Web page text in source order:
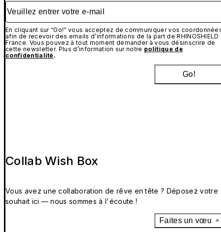
Veuillez entrer votre e-mail
En cliquant sur “Go!” vous acceptez de communiquer vos
afin de recevoir des emails d’informations de la part de RHINOSHIELD
France. Vous pouvez à tout moment demander à vous désinscrire de
cette newsletter. Plus d’information sur notre politique de
confidentialité .
Go!
Collab Wish Box
Vous avez une collaboration de rêve en tête ? Déposez votre
souhait ici — nous sommes à l'écoute !
Faites un vœu